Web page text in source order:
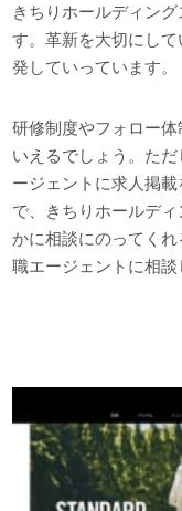
きちりホールディン
す。革新を大切にし
発していっています。
研修制度やフォロー
いえるでしょう。た
ージェントに求人掲
で、きちりホールデ
かに相談にのってくれ
職エージェントに相談